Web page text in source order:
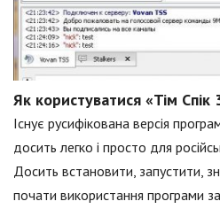
Як користуватися «Тім Спік
Існує русифікована версія
досить легко і просто для
Досить встановити, запустити,
почати використання програми